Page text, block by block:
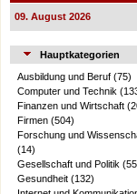
09. August 2026
Hauptkategorien
Ausbildung und Beruf (75)
Computer und Technik
Finanzen und Wirtschaft
Firmen (504)
Forschung und
(14)
Gesellschaft und Politik
Gesundheit (132)